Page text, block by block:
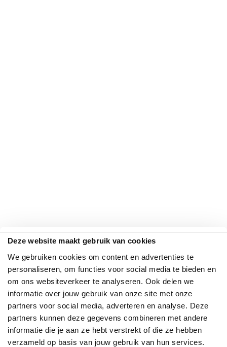
Deze website maakt gebruik van cookies
We gebruiken cookies om content en advertenties te
personaliseren, om functies voor social media te bieden en
om ons websiteverkeer te analyseren. Ook delen we
informatie over jouw gebruik van onze site met onze
partners voor social media, adverteren en analyse. Deze
partners kunnen deze gegevens combineren met andere
informatie die je aan ze hebt verstrekt of die ze hebben
verzameld op basis van jouw gebruik van hun services.